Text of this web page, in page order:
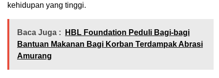
kehidupan yang tinggi.
Baca Juga :
HBL Foundation Peduli Bagi-bagi
Bantuan Makanan Bagi Korban Terdampak Abrasi
Amurang